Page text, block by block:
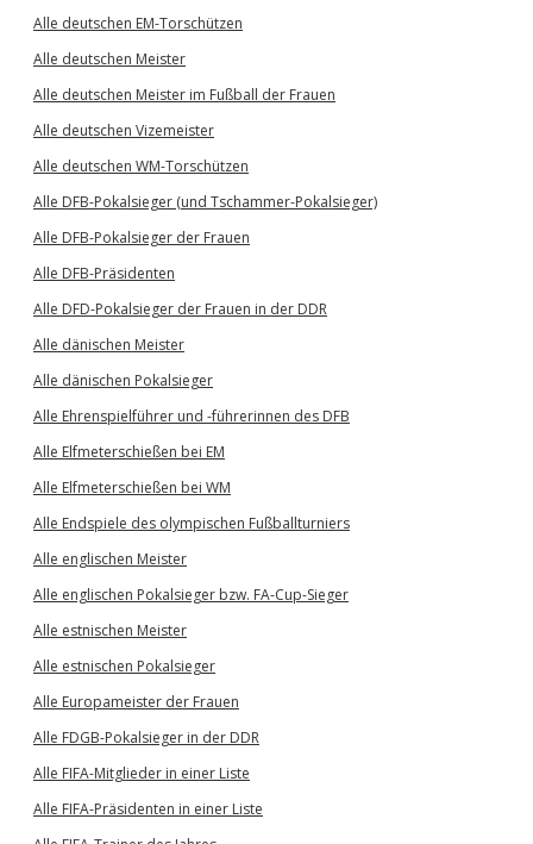
Alle deutschen EM-Torschützen
Alle deutschen Meister
Alle deutschen Meister im Fußball der Frauen
Alle deutschen Vizemeister
Alle deutschen WM-Torschützen
Alle DFB-Pokalsieger (und Tschammer-Pokalsieger)
Alle DFB-Pokalsieger der Frauen
Alle DFB-Präsidenten
Alle DFD-Pokalsieger der Frauen in der DDR
Alle dänischen Meister
Alle dänischen Pokalsieger
Alle Ehrenspielführer und -führerinnen des DFB
Alle Elfmeterschießen bei EM
Alle Elfmeterschießen bei WM
Alle Endspiele des olympischen Fußballturniers
Alle englischen Meister
Alle englischen Pokalsieger bzw. FA-Cup-Sieger
Alle estnischen Meister
Alle estnischen Pokalsieger
Alle Europameister der Frauen
Alle FDGB-Pokalsieger in der DDR
Alle FIFA-Mitglieder in einer Liste
Alle FIFA-Präsidenten in einer Liste